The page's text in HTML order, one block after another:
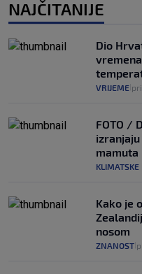
NAJČITANIJE
Dio
VRIJEME
FOTO /
mamuta
KLIMATSKE
Kako je
nosom
ZNANOST